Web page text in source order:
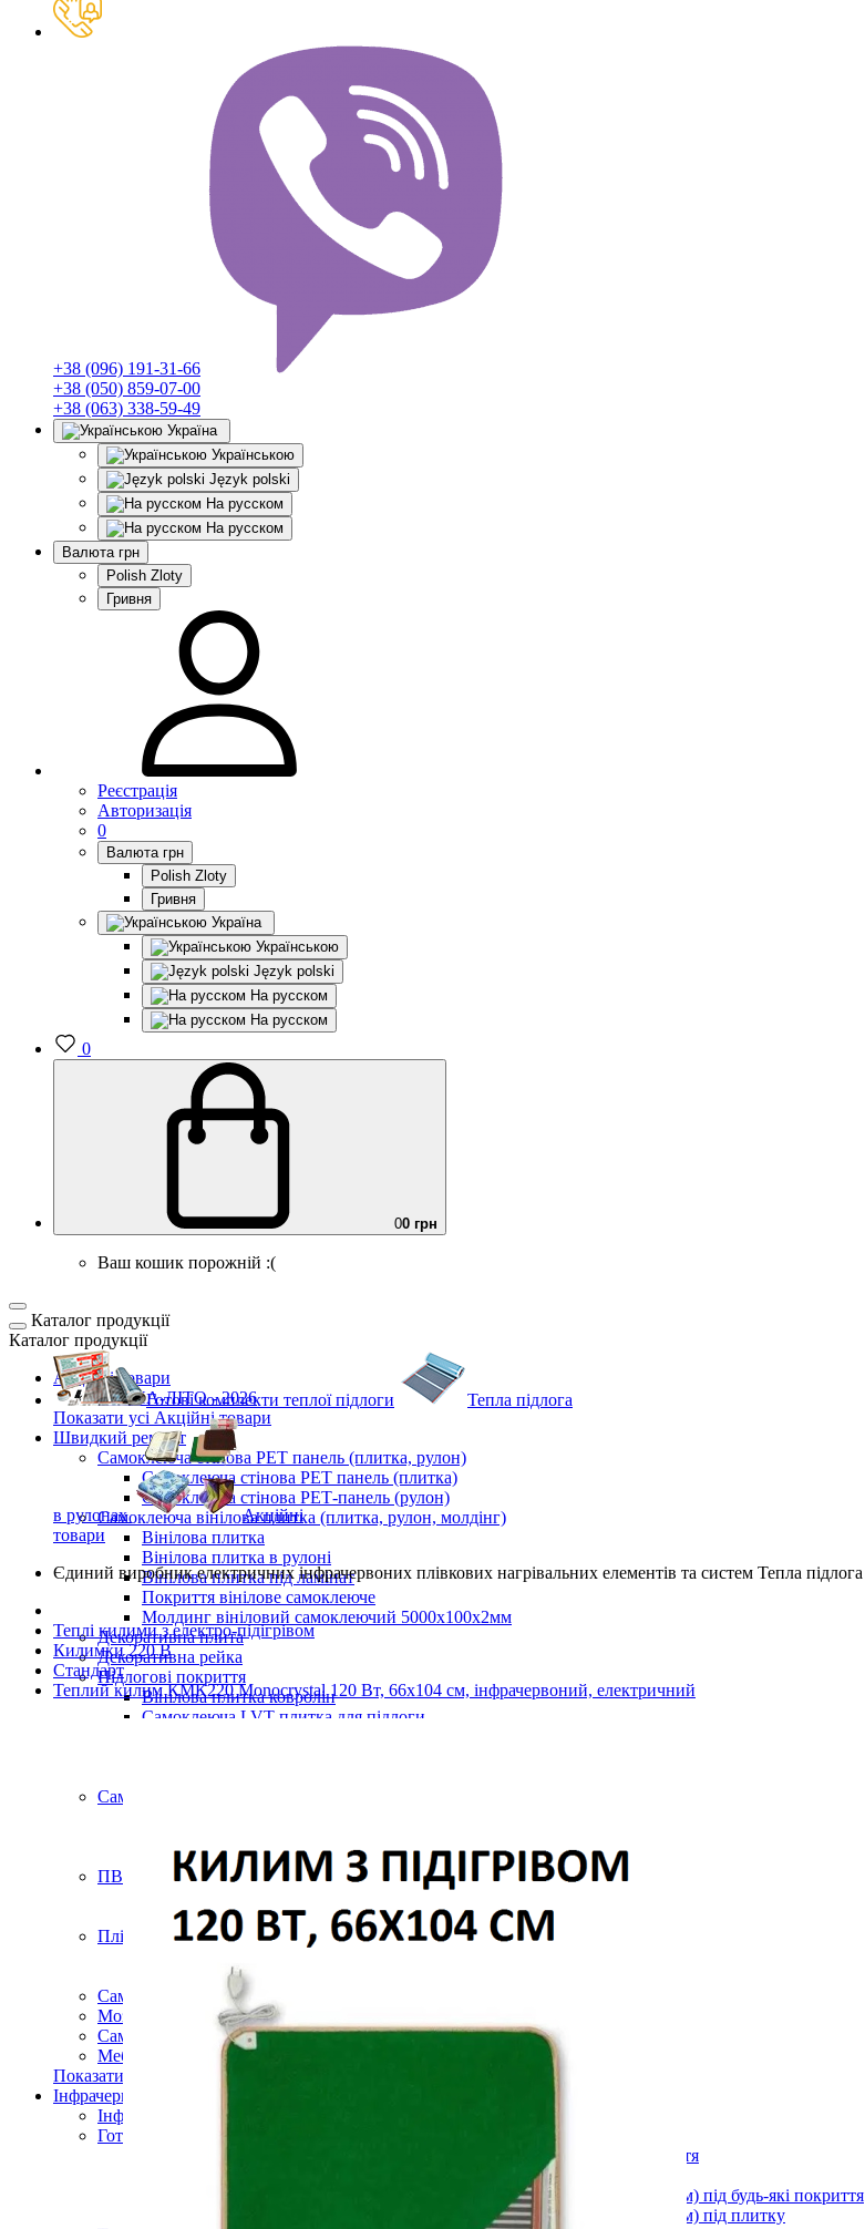
+38 (096) 191-31-66
+38 (050) 859-07-00
+38 (063) 338-59-49
Україна
Українською
Język polski
На русском
На русском
Валюта грн
Polish Zloty
Гривня
Реєстрація
Авторизація
0
Валюта грн
Polish Zloty
Гривня
Україна
Українською
Język polski
На русском
На русском
0
00 грн
Ваш кошик порожній :(
Каталог продукції
Каталог продукції
Акційні товари
ВЕСНА-ЛІТО - 2026
Показати усі Акційні товари
Швидкий ремонт
Самоклеюча стінова PET панель (плитка, рулон)
Самоклеюча стінова PET панель (плитка)
Самоклеюча стінова РЕТ-панель (рулон)
Самоклеюча вінілова плитка (плитка, рулон, молдінг)
Вінілова плитка
Вінілова плитка в рулоні
Вінілова плитка під ламінат
Покриття вінілове самоклеюче
Молдинг вініловий самоклеючий 5000х100х2мм
Декоративна плита
Декоративна рейка
Підлогові покриття
Вінілова плитка ковролін
Самоклеюча LVT плитка для підлоги
Самоклеючі декоративні 3D панелі
Самоклеюча декоративна 3D панель (плитка)
ПВХ панелі
Декоративна ПВХ панель (без клейового шару)
ПВХ панелі на самоклейці
Плівка (рулони)
Плівка віконна
Самоклеюча поліуретанова плитка
Мозаїка з декоративного скла 298х298х4,5мм
Самоклеюча гнучка штукатурка (плитка, рулон)
Меблі для дому, дачі, пікніка
Показати усі Швидкий ремонт
Інфрачервона електрична плівкова тепла підлога
Інфрачервона плівка на метри
Готові комплекти теплої інфрачервоної плівкової підлоги
Комплекти для монтажу теплої підлоги Monocrystal під будь-які покриття
Комплекти для монтажу теплої підлоги Monocrystal під плитку
Комплекти для монтажу теплої підлоги Monocrystal (з терморегулятором) під будь-які покриття
Комплекти для монтажу теплої підлоги Monocrystal (з терморегулятором) під плитку
Готові комплекти теплої підлоги Тепла підлога
в рулонах
Акційні
товари
Єдиний виробникелектричних інфрачервоних плівкових нагрівальних елементів та систем Тепла підлога
Теплі килими з електро-підігрівом
Килимки 220 В
Стандарт
Теплий килим КМК220 Monocrystal 120 Вт, 66х104 см, інфрачервоний, електричний